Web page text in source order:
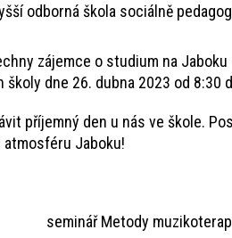
odborná škola sociálně
zájemce o studium na
školy dne 26. dubna 2023 od 8:30
příjemný den u nás ve škole.
atmosféru Jaboku!
Metody muzikoterapie